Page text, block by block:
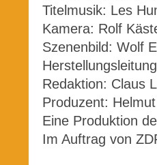
Titelmusik: Les
Kamera: Rolf
Szenenbild: Wolf
Redaktion: Claus
Produzent:
Eine Produktion
Im Auftrag von